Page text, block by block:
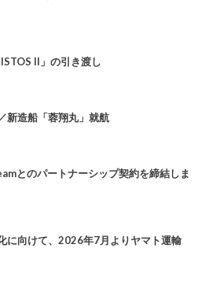
II」の引き渡し
新造船「蓉翔丸」就航
とのパートナーシップ契約を締結しま
に向けて、2026年7月よりヤマト運輸